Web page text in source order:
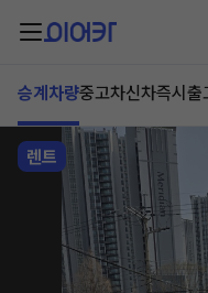
승계차량중고차신차즉시출
렌트